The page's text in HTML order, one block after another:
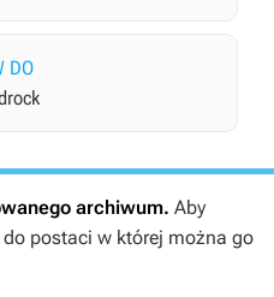
DO
archiwum. Aby
postaci w której można go